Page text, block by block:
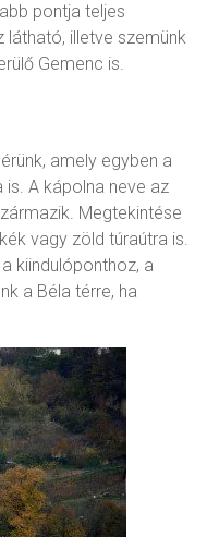
pontja teljes
látható, illetve szemünk
Gemenc is.
amely egyben a
A kápolna neve az
Megtekintése
vagy zöld túraútra is.
kiindulóponthoz, a
a Béla térre, ha